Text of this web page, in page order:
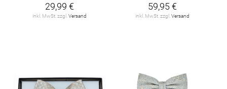
29,99 €
inkl. MwSt. zzgl. Versand
59,95 €
inkl. MwSt. zzgl. Versand